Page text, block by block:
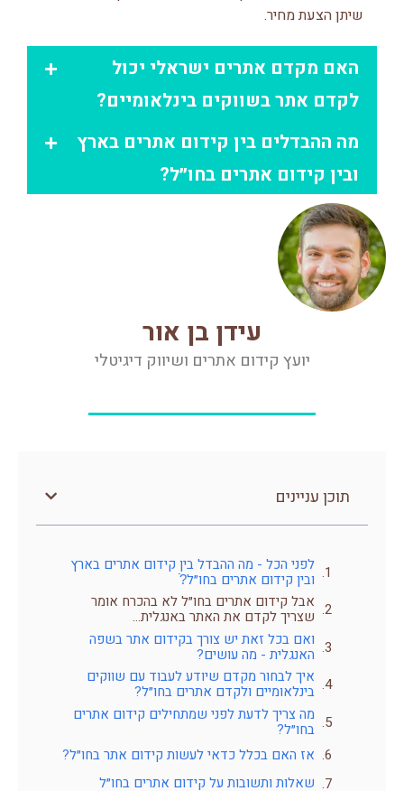
שיתן הצעת מחיר.
האם מקדם אתרים ישראלי יכול
לקדם אתר בשווקים בינלאומיים?
מה ההבדלים בין קידום אתרים בארץ
ובין קידום אתרים בחו״ל?
עידן בן אור
יועץ קידום אתרים ושיווק דיגיטלי
תוכן עניינים
לפני הכל - מה ההבדל בין קידום אתרים בארץ
ובין קידום אתרים בחו״ל?ֿ
אבל קידום אתרים בחו״ל לא בהכרח אומר
שצריך לקדם את האתר באנגלית…
ואם בכל זאת יש צורך בקידום אתר בשפה
האנגלית - מה עושים?
איך לבחור מקדם שיודע לעבוד עם שווקים
בינלאומיים ולקדם אתרים בחו״ל?
מה צריך לדעת לפני שמתחילים קידום אתרים
בחו״ל?
אז האם בכלל כדאי לעשות קידום אתר בחו״ל?
שאלות ותשובות על קידום אתרים בחו״ל